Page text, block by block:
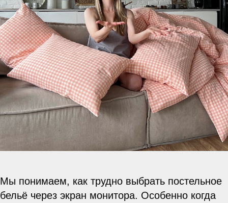
Мы понимаем, как трудно выбрать постельное
бельё через экран монитора. Особенно когда